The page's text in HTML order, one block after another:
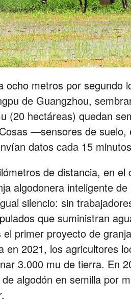
ocho metros por segundo
de Guangzhou,
(20 hectáreas) quedan
—sensores de
datos cada 15
de distancia, en
algodonera inteligente
silencio: sin
que suministran
primer proyecto de
en 2021, los agricultores
3.000 mu de tierra. En
algodón en semilla por